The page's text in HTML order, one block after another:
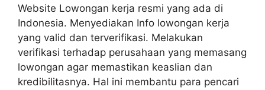
Website Lowongan kerja resmi yang ada di
Indonesia. Menyediakan Info lowongan kerja
yang valid dan terverifikasi. Melakukan
verifikasi terhadap perusahaan yang memasang
lowongan agar memastikan keaslian dan
kredibilitasnya. Hal ini membantu para pencari